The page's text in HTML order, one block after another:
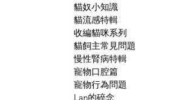
貓奴小知識
貓流感特輯
收編貓咪系列
貓飼主常見問題
慢性腎病特輯
寵物口腔篇
寵物行為問題
Lan的碎念